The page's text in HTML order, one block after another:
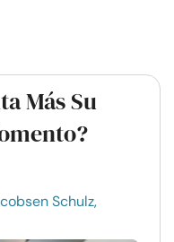
Más Su
Schulz,